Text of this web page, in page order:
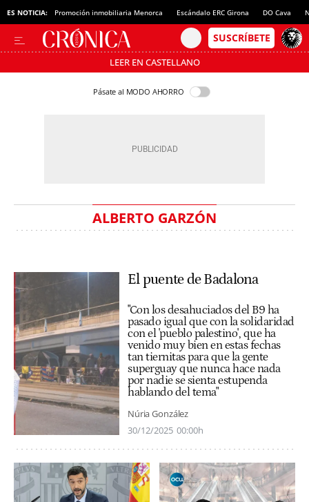
ES NOTICIA: Promoción inmobiliaria Menorca Escándalo ERC Girona DO Cava
LEER EN CASTELLANO
Pásate al MODO AHORRO
ALBERTO GARZÓN
El puente de Badalona
"Con los desahuciados del B9 ha
pasado igual que con la solidaridad
con el 'pueblo palestino', que ha
venido muy bien en estas fechas
tan tiernitas para que la gente
superguay que nunca hace nada
por nadie se sienta estupenda
hablando del tema"
Núria González
30/12/2025 00:00h